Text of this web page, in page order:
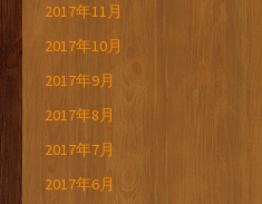
2017年11月
2017年10月
2017年9月
2017年8月
2017年7月
2017年6月